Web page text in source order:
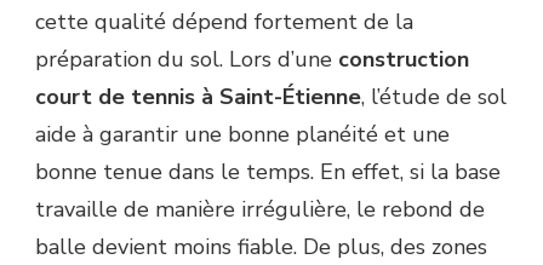
cette qualité dépend fortement de la
préparation du sol. Lors d’une construction
court de tennis à Saint-Étienne, l’étude de sol
aide à garantir une bonne planéité et une
bonne tenue dans le temps. En effet, si la base
travaille de manière irrégulière, le rebond de
balle devient moins fiable. De plus, des zones